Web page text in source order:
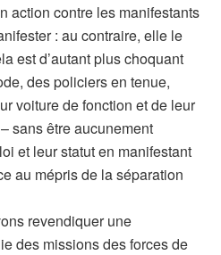
action contre les manifestants
: au contraire, elle le
est d’autant plus choquant
des policiers en tenue,
voiture de fonction et de leur
sans être aucunement
et leur statut en manifestant
au mépris de la séparation
revendiquer une
des missions des forces de